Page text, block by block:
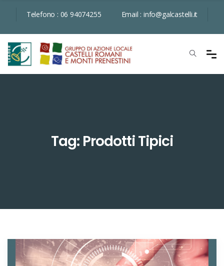
Telefono : 06 94074255 Email : info@galcastelli.it
Tag: Prodotti Tipici